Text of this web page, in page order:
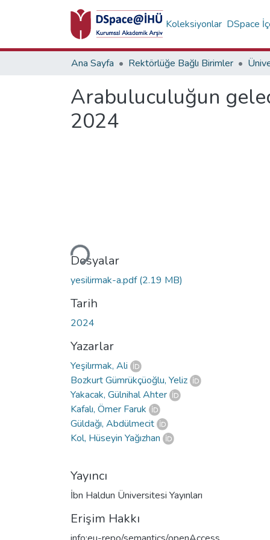
Koleksiyonlar DSpace
Ana Sayfa Rektörlüğe Bağlı Birimler
Arabuluculuğun
2024
Yükleniyor...
Dosyalar
yesilirmak-a.pdf(2.19 MB)
Tarih
2024
Yazarlar
Yeşilırmak, Ali
Bozkurt Gümrükçüoğlu, Yeliz
Yakacak, Gülnihal Ahter
Kafalı, Ömer Faruk
Güldağı, Abdülmecit
Kol, Hüseyin Yağızhan
Yayıncı
İbn Haldun Üniversitesi Yayınları
Erişim Hakkı